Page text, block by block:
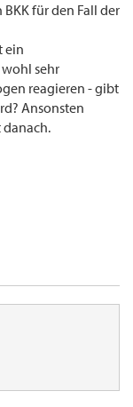
für den Fall der
ein
sehr
reagieren - gibt
Ansonsten